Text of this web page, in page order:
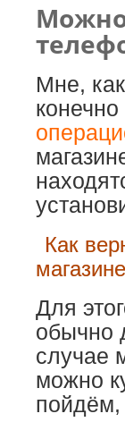
Можно
Мне,
Как
Для
обычно
случае
можно
пойдём,